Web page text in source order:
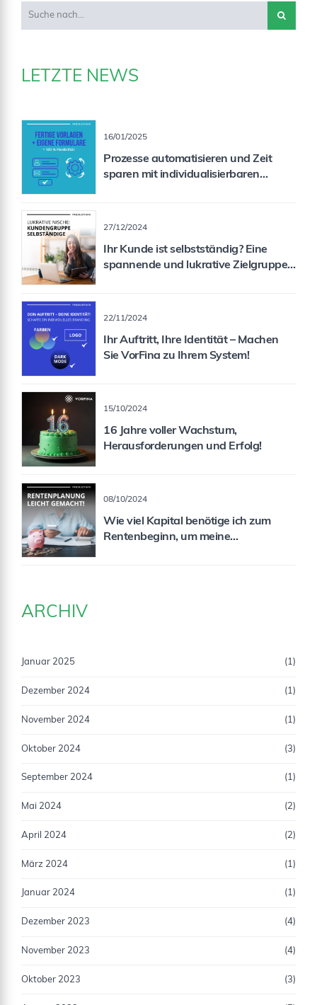
LETZTE NEWS
16/01/2025
Prozesse automatisieren und Zeit
sparen mit individualisierbaren
27/12/2024
Ihr Kunde ist selbstständig? Eine
spannende und lukrative Zielgruppe
22/11/2024
Ihr Auftritt, Ihre Identität – Machen
Sie VorFina zu Ihrem System!
15/10/2024
16 Jahre voller Wachstum,
Herausforderungen und Erfolg!
08/10/2024
Wie viel Kapital benötige ich zum
Rentenbeginn, um meine
ARCHIV
Januar 2025 (1)
Dezember 2024 (1)
November 2024 (1)
Oktober 2024 (3)
September 2024 (1)
Mai 2024 (2)
April 2024 (2)
März 2024 (1)
Januar 2024 (1)
Dezember 2023 (4)
November 2023 (4)
Oktober 2023 (3)